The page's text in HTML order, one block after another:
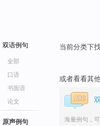
双语例句
全部
口语
书面语
论文
原声例句
当前分类下
或者看看其
海量例句，